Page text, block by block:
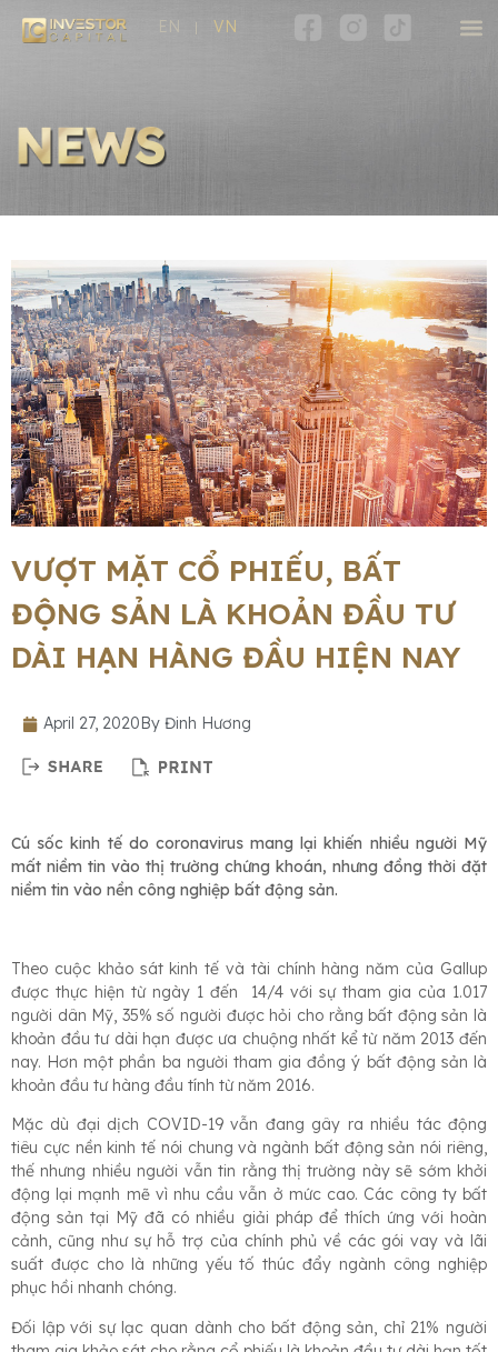
EN VN
VƯỢT MẶT CỔ PHIẾU, BẤT
ĐỘNG SẢN LÀ KHOẢN ĐẦU TƯ
DÀI HẠN HÀNG ĐẦU HIỆN NAY
April 27, 2020By Đinh Hương
Cú sốc kinh tế do coronavirus mang lại khiến nhiều người Mỹ
mất niềm tin vào thị trường chứng khoán, nhưng đồng thời đặt
niềm tin vào nền công nghiệp bất động sản.
Theo cuộc khảo sát kinh tế và tài chính hàng năm của Gallup
được thực hiện từ ngày 1 đến 14/4 với sự tham gia của 1.017
người dân Mỹ, 35% số người được hỏi cho rằng bất động sản là
khoản đầu tư dài hạn được ưa chuộng nhất kể từ năm 2013 đến
nay. Hơn một phần ba người tham gia đồng ý bất động sản là
khoản đầu tư hàng đầu tính từ năm 2016.
Mặc dù đại dịch COVID-19 vẫn đang gây ra nhiều tác động
tiêu cực nền kinh tế nói chung và ngành bất động sản nói riêng,
thế nhưng nhiều người vẫn tin rằng thị trường này sẽ sớm khởi
động lại mạnh mẽ vì nhu cầu vẫn ở mức cao. Các công ty bất
động sản tại Mỹ đã có nhiều giải pháp để thích ứng với hoàn
cảnh, cũng như sự hỗ trợ của chính phủ về các gói vay và lãi
suất được cho là những yếu tố thúc đẩy ngành công nghiệp
phục hồi nhanh chóng.
Đối lập với sự lạc quan dành cho bất động sản, chỉ 21% người